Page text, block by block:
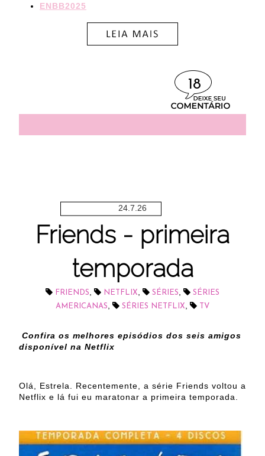
ENBB2025
18
24.7.26
Friends - primeira
temporada
FRIENDS NETFLIX SÉRIES
SÉRIES
AMERICANAS
SÉRIES NETFLIX TV
Confira os melhores episódios dos seis amigos
disponível na Netflix
Olá, Estrela. Recentemente, a série Friends voltou a
Netflix e lá fui eu maratonar a primeira temporada.